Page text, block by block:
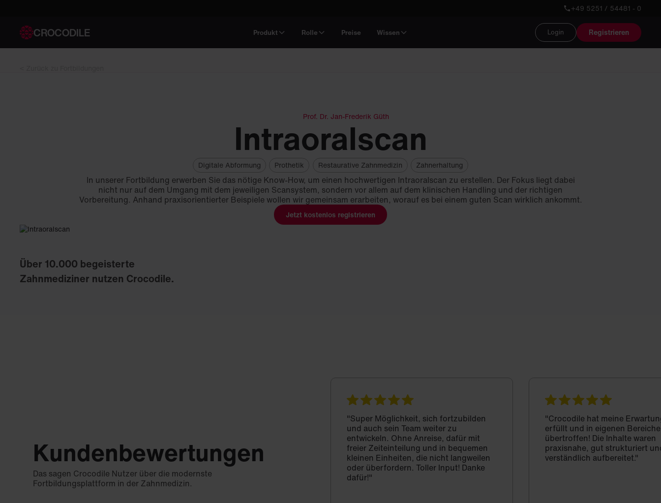
+49 5251 / 54481 - 0
CROCODILE Produkt Rolle Preise Wissen Login Registrieren
Prof. Dr. Jan-Frederik Güth
Intraoralscan
Digitale Abformung Prothetik Restaurative Zahnmedizin Zahnerhaltung
In unserer Fortbildung erwerben Sie das nötige Know-How, um einen hochwertigen Intraoralscan zu erstellen. Der Fokus liegt dabei
nicht nur auf dem Umgang mit dem jeweiligen Scansystem, sondern vor allem auf dem klinischen Handling und der richtigen
Vorbereitung. Anhand praxisorientierter Beispiele wollen wir gemeinsam erarbeiten, worauf es bei einem guten Scan wirklich ankommt.
Jetzt kostenlos registrieren
Über 10.000 begeisterte
Zahnmediziner nutzen Crocodile.
Kundenbewertungen
Das sagen Crocodile Nutzer über die modernste
Fortbildungsplattform in der Zahnmedizin.
"Super Möglichkeit, sich fortzubilden
und auch sein Team weiter zu
entwickeln. Ohne Anreise, dafür mit
freier Zeiteinteilung und in bequemen
kleinen Einheiten, die nicht langweilen
oder überfordern. Toller Input! Danke
dafür!"
"Crocodile hat meine
erfüllt und in eigenen
übertroffen! Die Inhalte waren
praxisnahe, gut strukturiert
verständlich aufbereitet."